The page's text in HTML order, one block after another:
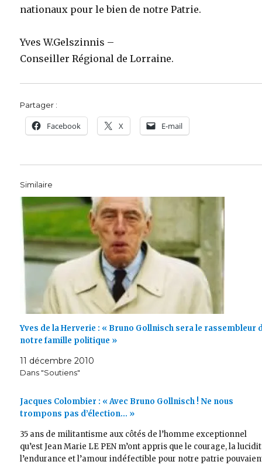
nationaux pour le bien de notre Patrie.
Yves W.Gelszinnis –
Conseiller Régional de Lorraine.
Partager :
Facebook X E-mail
Similaire
Yves de la Herverie : « Bruno Gollnisch sera le rassembleur
notre famille politique »
11 décembre 2010
Dans "Soutiens"
Jacques Colombier : « Avec Bruno Gollnisch ! Ne nous
trompons pas d’élection… »
35 ans de militantisme aux côtés de l’homme exceptionnel
qu’est Jean Marie LE PEN m’ont appris que le courage, la
l’endurance et l’amour indéfectible pour notre patrie